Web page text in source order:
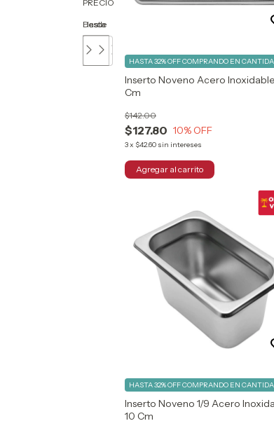
PRECIO
Desde
Hasta
Inserto Noveno Acero
Cm
$127.80
$142.00
10% OFF
3x $42.60 sin intereses
HASTA 32% OFFCOMPRANDO EN
Inserto Noveno 1/9 Acero
10 Cm
HASTA 32% OFFCOMPRANDO EN